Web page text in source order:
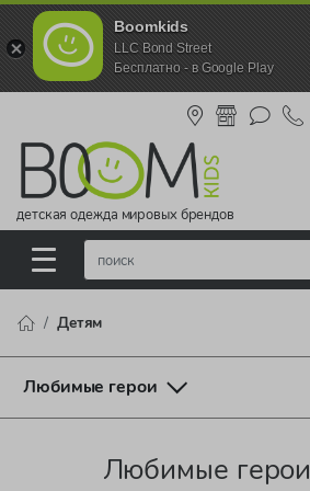
Boomkids
LLC Bond Street
Бесплатно - в Google Play
детская одежда мировых брендов
Детям
Любимые герои
Любимые герои